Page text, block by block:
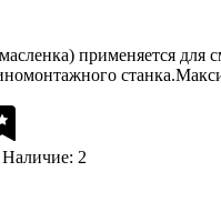
применяется для
Наличие: 2